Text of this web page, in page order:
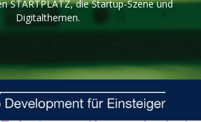
STARTPLATZ, die Startup-Szene und
Digitalthemen.